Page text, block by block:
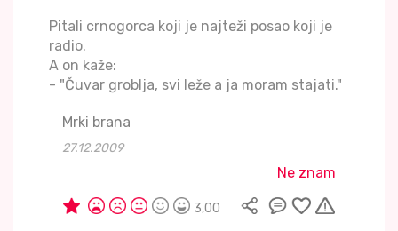
Pitali crnogorca koji je najteži posao koji je
radio.
A on kaže:
- "Čuvar groblja, svi leže a ja moram stajati."
Mrki brana
27.12.2009
Ne znam
3,00